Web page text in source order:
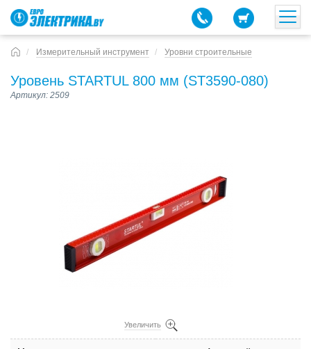
Измерительный инструмент Уровни строительные
Уровень STARTUL 800 мм (ST3590-080)
Артикул: 2509
Увеличить